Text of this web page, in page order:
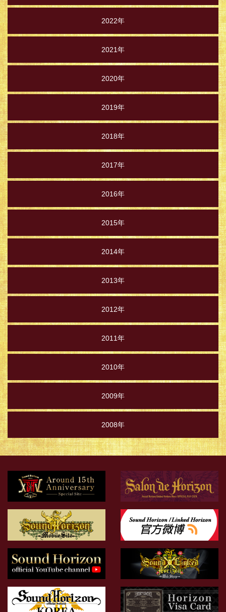
2022年
2021年
2020年
2019年
2018年
2017年
2016年
2015年
2014年
2013年
2012年
2011年
2010年
2009年
2008年